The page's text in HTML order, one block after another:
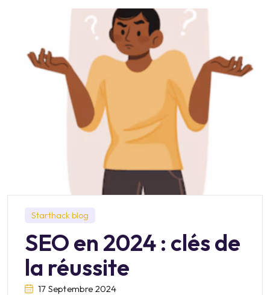
Starthack blog
SEO en 2024 : clés de
la réussite
17 Septembre 2024